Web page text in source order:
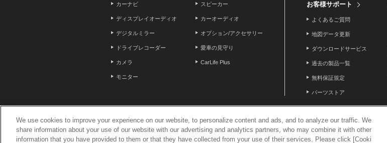
カーナビ
ディスプレイオーディオ
デジタルミラー
ドライブレコーダー
カメラ
モニター
スピーカー
カーオーディオ
オプション/アクセサリー
愛車の見守り
CarLife Plus
お客様サポート
よくあるご質問
地図データ更新
ダウンロードサービス
過去の製品一覧
無料保証規定
パーツストア
ニュースリリース お問い合わせ
サイト利用案内
We use cookies to improve your experience on our website, to personalize content and ads, and to analyze our traffic. We
share information about your use of our website with our advertising and analytics partners, who may combine it with other
information that you have provided to them or that they have collected from your use of their services. Please click [Cooki